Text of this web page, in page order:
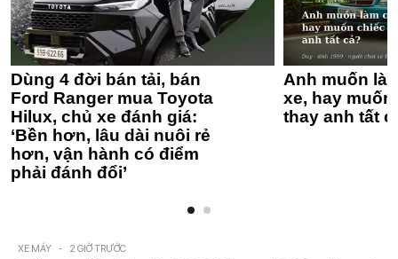
Dùng 4 đời bán tải, bán
Ford Ranger mua Toyota
Hilux, chủ xe đánh giá:
‘Bền hơn, lâu dài nuôi rẻ
hơn, vận hành có điểm
phải đánh đổi’
Anh muốn
xe, hay
thay anh tất
XE MÁY - 2 GIỜ TRƯỚC